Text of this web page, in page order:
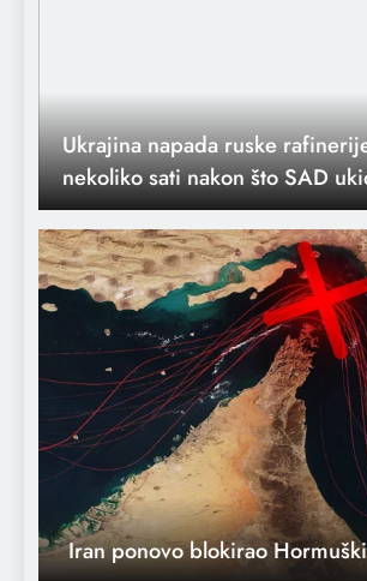
Iran ponovo blokirao
Hormuški moreuz potpuno
prolazak svih brodova.